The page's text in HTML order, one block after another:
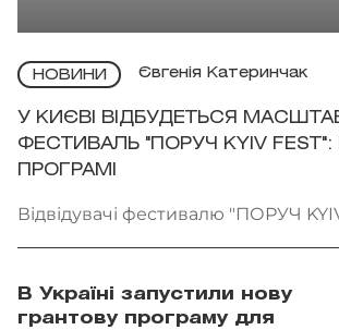
НОВИНИ Євгенія Катеринчак
У КИЄВІ ВІДБУДЕТЬСЯ
ФЕСТИВАЛЬ "ПОРУЧ KYIV
ПРОГРАМІ
Відвідувачі фестивалю "ПОРУЧ
В Україні запустили нову
грантову програму для